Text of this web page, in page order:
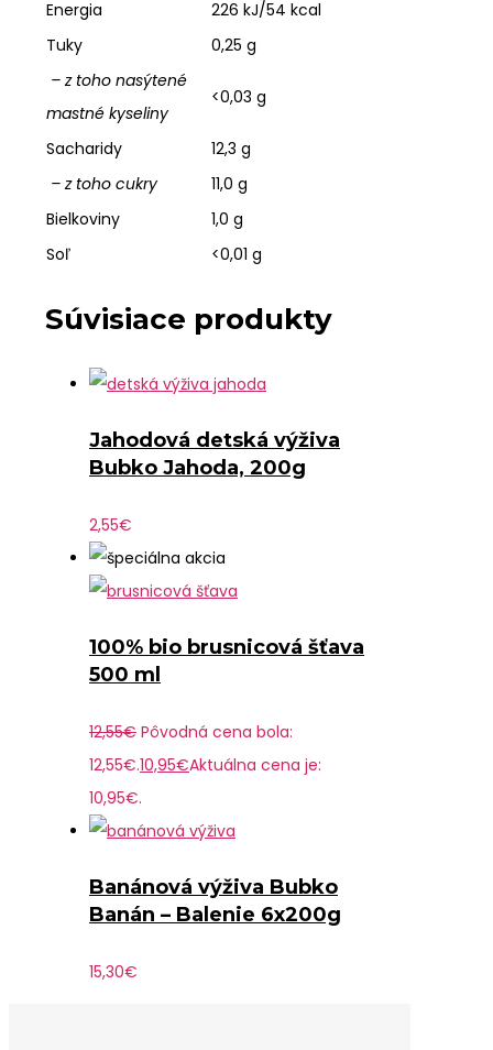
Energia
226 kJ/54 kcal
Tuky
0,25 g
– z toho nasýtené
mastné kyseliny
<0,03 g
Sacharidy
12,3 g
– z toho cukry
11,0 g
Bielkoviny
1,0 g
Soľ
<0,01 g
Súvisiace produkty
Jahodová detská výživa
Bubko Jahoda, 200g
2,55€
100% bio brusnicová šťava
500 ml
12,55€ Pôvodná cena bola:
12,55€.10,95€Aktuálna cena je:
10,95€.
Banánová výživa Bubko
Banán – Balenie 6x200g
15,30€